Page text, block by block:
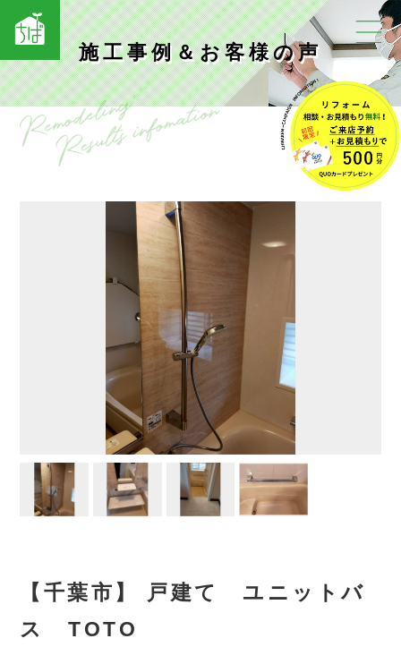
施工事例＆お客様の声
【千葉市】 戸建て ユニットバ
ス TOTO